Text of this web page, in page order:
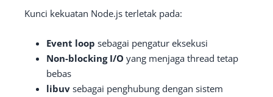
Kunci kekuatan Node.js terletak pada:
Event loop sebagai pengatur eksekusi
Non-blocking I/O yang menjaga thread tetap
bebas
libuv sebagai penghubung dengan sistem